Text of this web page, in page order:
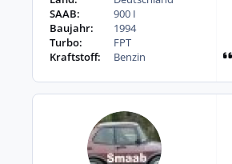
SAAB:
900 I
Baujahr:
1994
Turbo:
FPT
Kraftstoff:
Benzin